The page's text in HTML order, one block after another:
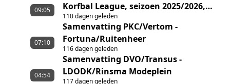
Korfbal League, seizoen 2025/2026,
tussen Fortuna/Ruitenheer en
DVO/Transus
110 dagen geleden
09:05
Samenvatting PKC/Vertom -
Fortuna/Ruitenheer
116 dagen geleden
07:10
Samenvatting DVO/Transus -
LDODK/Rinsma Modeplein
117 dagen geleden
04:54